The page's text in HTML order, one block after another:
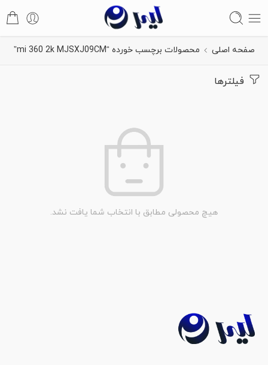
صفحه اصلی محصولات برچسب خورده “mi 360 2k MJSXJ09CM”
فیلترها
هیچ محصولی مطابق با انتخاب شما یافت نشد.